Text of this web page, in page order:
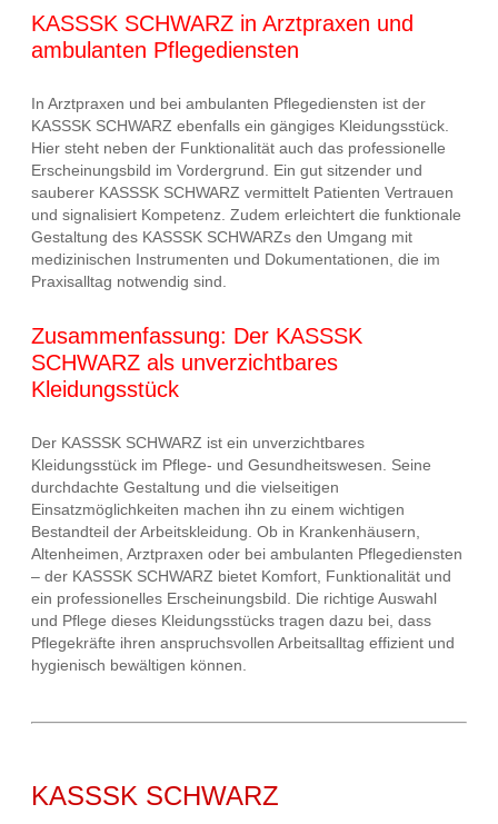
KASSSK SCHWARZ in Arztpraxen und
ambulanten Pflegediensten
In Arztpraxen und bei ambulanten Pflegediensten ist der
KASSSK SCHWARZ ebenfalls ein gängiges Kleidungsstück.
Hier steht neben der Funktionalität auch das professionelle
Erscheinungsbild im Vordergrund. Ein gut sitzender und
sauberer KASSSK SCHWARZ vermittelt Patienten Vertrauen
und signalisiert Kompetenz. Zudem erleichtert die funktionale
Gestaltung des KASSSK SCHWARZs den Umgang mit
medizinischen Instrumenten und Dokumentationen, die im
Praxisalltag notwendig sind.
Zusammenfassung: Der KASSSK
SCHWARZ als unverzichtbares
Kleidungsstück
Der KASSSK SCHWARZ ist ein unverzichtbares
Kleidungsstück im Pflege- und Gesundheitswesen. Seine
durchdachte Gestaltung und die vielseitigen
Einsatzmöglichkeiten machen ihn zu einem wichtigen
Bestandteil der Arbeitskleidung. Ob in Krankenhäusern,
Altenheimen, Arztpraxen oder bei ambulanten Pflegediensten
– der KASSSK SCHWARZ bietet Komfort, Funktionalität und
ein professionelles Erscheinungsbild. Die richtige Auswahl
und Pflege dieses Kleidungsstücks tragen dazu bei, dass
Pflegekräfte ihren anspruchsvollen Arbeitsalltag effizient und
hygienisch bewältigen können.
KASSSK SCHWARZ